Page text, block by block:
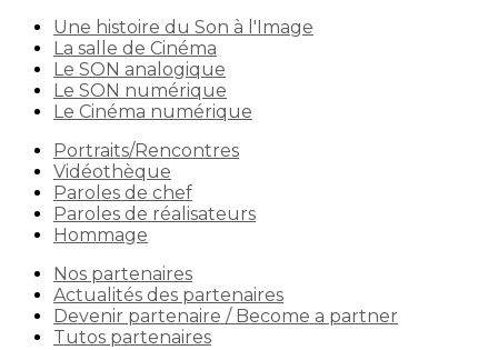
Une histoire du Son à l'Image
La salle de Cinéma
Le SON analogique
Le SON numérique
Le Cinéma numérique
Portraits/Rencontres
Vidéothèque
Paroles de chef
Paroles de réalisateurs
Hommage
Nos partenaires
Actualités des partenaires
Devenir partenaire / Become a partner
Tutos partenaires